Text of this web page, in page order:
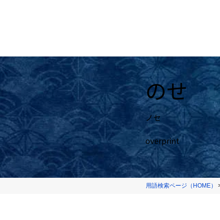
のせ
ノセ
overprint
用語検索ページ（HOME）